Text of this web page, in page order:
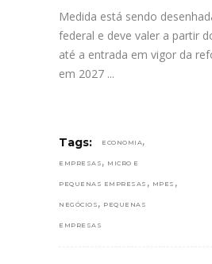
Medida está sendo
federal e deve valer a partir
até a entrada em vigor da
em 2027
Tags: ECONOMIA,
EMPRESAS , MICRO E
PEQUENAS EMPRESAS , MPES ,
NEGÓCIOS , PEQUENAS
EMPRESAS